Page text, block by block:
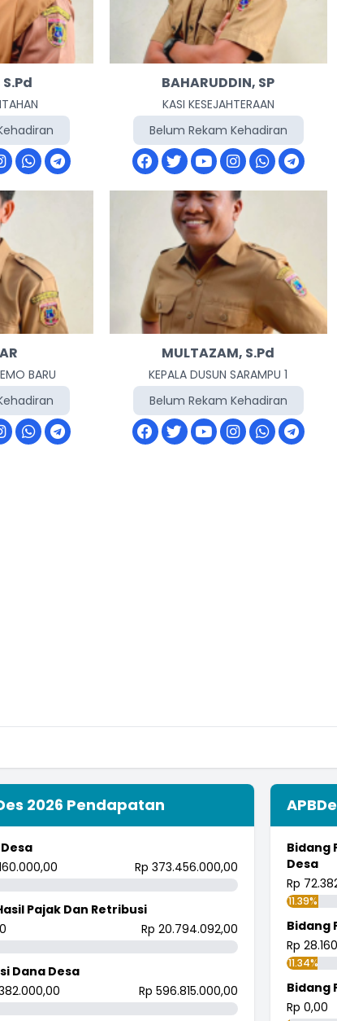
BAHARUDDIN, SP
KASI KESEJAHTERAAN
Belum Rekam Kehadiran
BARU
MULTAZAM, S.Pd
KEPALA DUSUN SARAMPU 1
Belum Rekam Kehadiran
2026 Pendapatan
Rp 373.456.000,00
Pajak Dan Retribusi
Rp 20.794.092,00
Dana Desa
Rp 596.815.000,00
Bidang
Desa
Rp
11.39%
Bidang
Rp
11.34%
Bidang
Rp 0,00